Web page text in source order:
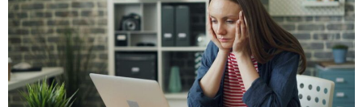
Tentang
Kami
Tentang
Elite